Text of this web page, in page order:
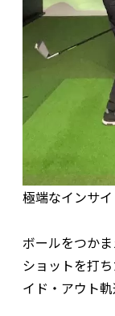
極端なインサ
ボールをつか
ショットを打
イド・アウト